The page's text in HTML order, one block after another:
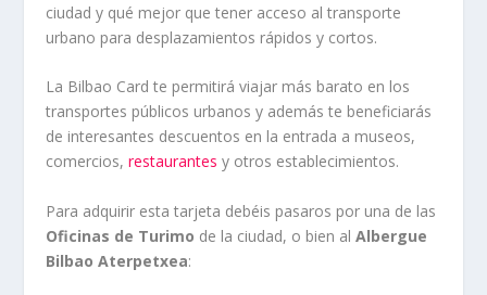
ciudad y qué mejor que tener acceso al transporte
urbano para desplazamientos rápidos y cortos.
La Bilbao Card te permitirá viajar más barato en los
transportes públicos urbanos y además te beneficiarás
de interesantes descuentos en la entrada a museos,
comercios,restaurantes y otros establecimientos.
Para adquirir esta tarjeta debéis pasaros por una de las
Oficinas de Turimo de la ciudad, o bien alAlbergue
Bilbao Aterpetxea: